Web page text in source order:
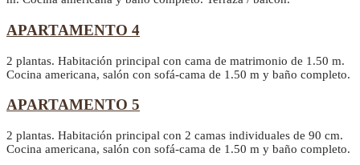
APARTAMENTO 4
2 plantas. Habitación principal con cama de matrimonio de 1.50 m.
Cocina americana, salón con sofá-cama de 1.50 m y baño completo.
APARTAMENTO 5
2 plantas. Habitación principal con 2 camas individuales de 90 cm.
Cocina americana, salón con sofá-cama de 1.50 m y baño completo.